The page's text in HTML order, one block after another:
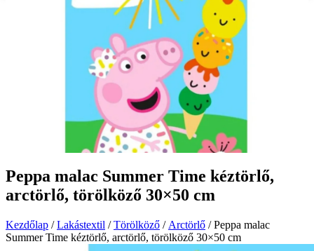
Peppa malac Summer Time kéztörlő,
arctörlő, törölköző 30×50 cm
Kezdőlap /Lakástextil /Törölköző / Arctörlő / Peppa malac
Summer Time kéztörlő, arctörlő, törölköző 30×50 cm